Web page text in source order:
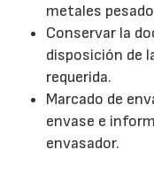
metales
Conservar la
disposición de
requerida.
Marcado de
envase e
envasador.